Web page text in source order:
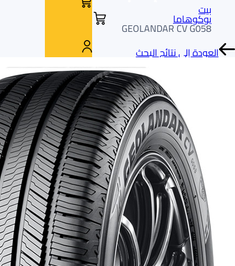
AR
AR
بيت
يوكوهاما
GEOLANDAR CV G058
العودة إلى نتائج البحث